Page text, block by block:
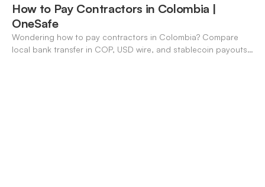
How to Pay Contractors in Colombia |
OneSafe
Wondering how to pay contractors in Colombia? Compare
local bank transfer in COP, USD wire, and stablecoin payouts.